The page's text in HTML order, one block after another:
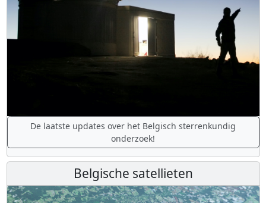
De laatste updates over het Belgisch sterrenkundig
onderzoek!
Belgische satellieten